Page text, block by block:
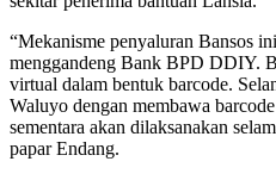
“Mekanisme penyaluran Bansos
menggandeng Bank BPD DDIY.
virtual dalam bentuk barcode.
Waluyo dengan membawa
sementara akan dilaksanakan
papar Endang.